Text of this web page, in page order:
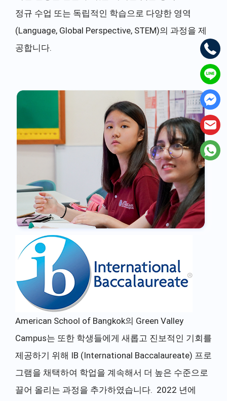
정규 수업 또는 독립적인 학습으로 다양한 영역
(Language, Global Perspective, STEM)의 과정을 제
공합니다.
American School of Bangkok의 Green Valley
Campus는 또한 학생들에게 새롭고 진보적인 기회를
제공하기 위해 IB (International Baccalaureate) 프로
그램을 채택하여 학업을 계속해서 더 높은 수준으로
끌어 올리는 과정을 추가하였습니다. 2022 년에